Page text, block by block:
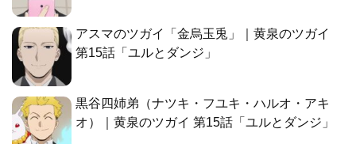
アスマのツガイ「金烏玉兎」｜黄泉のツガイ
第15話「ユルとダンジ」
黒谷四姉弟（ナツキ・フユキ・ハルオ・アキ
オ）｜黄泉のツガイ 第15話「ユルとダンジ」